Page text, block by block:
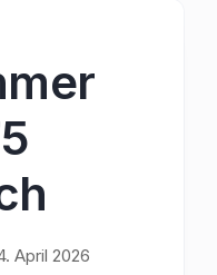
April 2026